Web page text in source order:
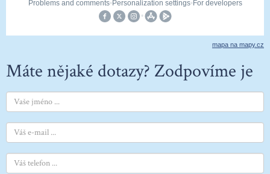
mapa na mapy.cz
Máte nějaké dotazy? Zodpovíme je